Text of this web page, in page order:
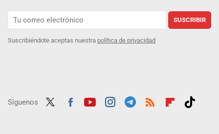
SUSCRIBIR
Suscribiéndote aceptas nuestra política de privacidad
Síguenos